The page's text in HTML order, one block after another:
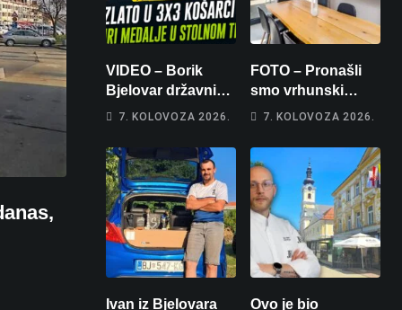
VIDEO – Borik
Bjelovar državni
prvaci u 3×3
Končar je
prvakinja Hrvatske
u stolnom tenisu!
7. KOLOVOZA 2026.
FOTO – Pronašli
smo vrhunski
apartman za
more, tri spavaće
sobe i terasa koja
osvaja
7. KOLOVOZA 2026.
Ivan iz Bjelovara
Ovo je bio